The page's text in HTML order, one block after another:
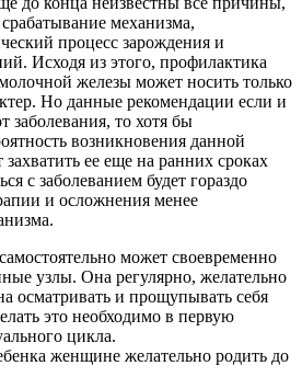
механизма,
процесс зарождения и
Исходя из этого, профилактика
железы может носить только
Но данные рекомендации если и
заболевания, то хотя бы
возникновения данной
ее еще на ранних сроках
с заболеванием будет гораздо
и осложнения менее
может своевременно
узлы. Она регулярно, желательно
осматривать и прощупывать себя
это необходимо в первую
цикла.
женщине желательно родить до